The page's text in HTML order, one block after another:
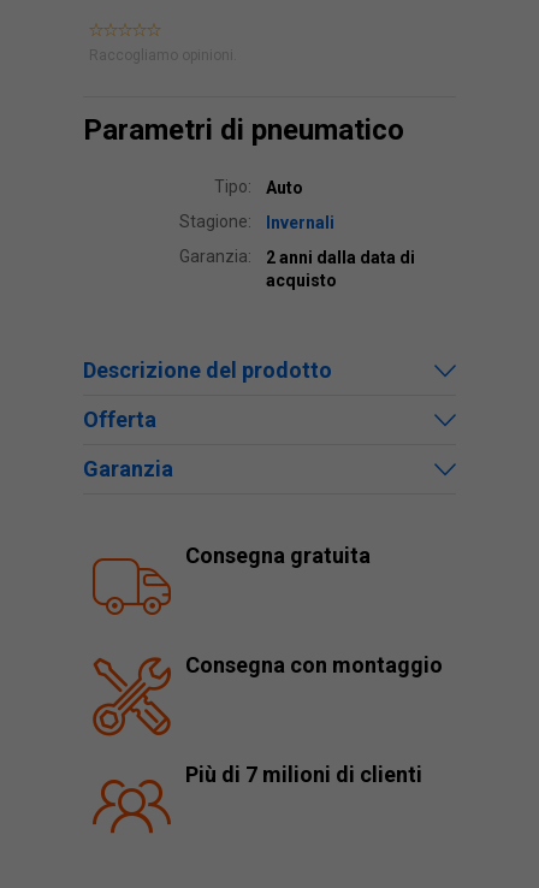
Raccogliamo opinioni.
Parametri di pneumatico
Tipo:
Auto
Stagione:
Invernali
Garanzia:
2 anni dalla data di
acquisto
Descrizione del prodotto
Offerta
Garanzia
Consegna gratuita
Consegna con montaggio
Più di 7 milioni di clienti